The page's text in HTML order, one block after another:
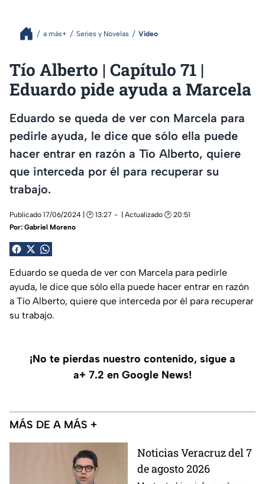
a más+ Series y Novelas Video
Tío Alberto | Capítulo 71 |
Eduardo pide ayuda a Marcela
Eduardo se queda de ver con Marcela para
pedirle ayuda, le dice que sólo ella puede
hacer entrar en razón a Tío Alberto, quiere
que interceda por él para recuperar su
trabajo.
Publicado 17/06/2024 | 🕑 13:27
| Actualizado 🕑 20:51
Por: Gabriel Moreno
Eduardo se queda de ver con Marcela para pedirle
ayuda, le dice que sólo ella puede hacer entrar en razón
a Tío Alberto, quiere que interceda por él para recuperar
su trabajo.
¡No te pierdas nuestro contenido, sigue a
a+ 7.2 en Google News!
MÁS DE A MÁS +
Noticias Veracruz del 7
de agosto 2026